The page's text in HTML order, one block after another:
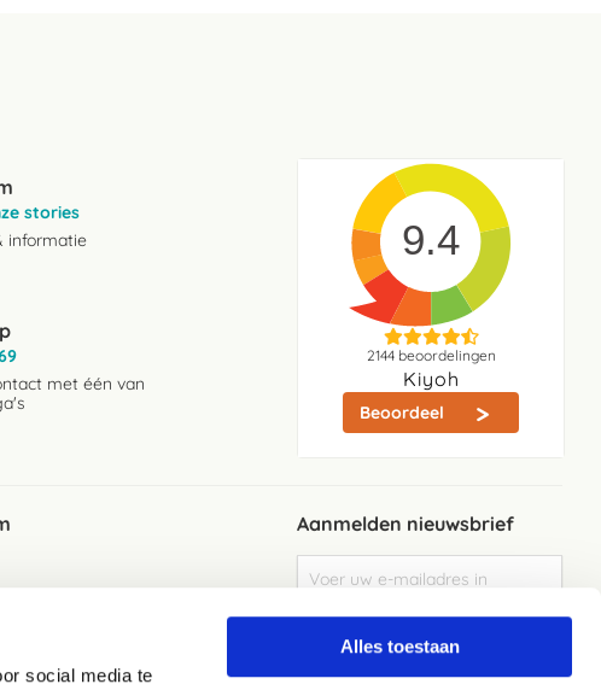
social media te
Alles toestaan
stories
informatie
met één van
9.4
2144beoordelingen
Kiyoh
Beoordeel
Aanmelden nieuwsbrief
u
op